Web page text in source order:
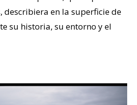
describiera en la superficie de
su historia, su entorno y el